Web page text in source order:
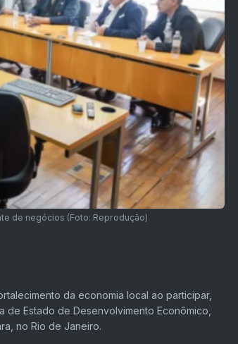
de negócios (Foto: Reprodução)
da economia local ao participar,
Estado de Desenvolvimento Econômico,
no Rio de Janeiro.